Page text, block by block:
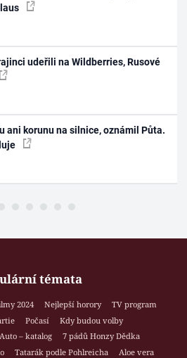
udeřili na Wildberries, Rusové
ani korunu na silnice, oznámil Půta.
témata
2024 Nejlepší horory
TV program
Počasí
Kdy budou volby
Auto – katalog
7 pádů Honzy Dědka
Tatarák podle Pohlreicha
Aloe vera